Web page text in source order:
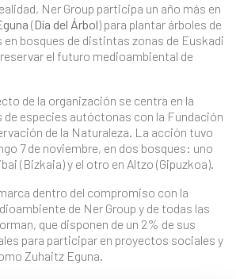
Ner Group participa un año más en
(Día del Árbol) para plantar árboles de
bosques de distintas zonas de Euskadi
el futuro medioambiental de
de la organización se centra en la
de especies autóctonas con la Fundación
de la Naturaleza. La acción tuvo
7 de noviembre, en dos bosques: uno
(Bizkaia) y el otro en Altzo (Gipuzkoa).
dentro del compromiso con la
de Ner Group y de todas las
que disponen de un 2% de sus
para participar en proyectos sociales y
Zuhaitz Eguna.